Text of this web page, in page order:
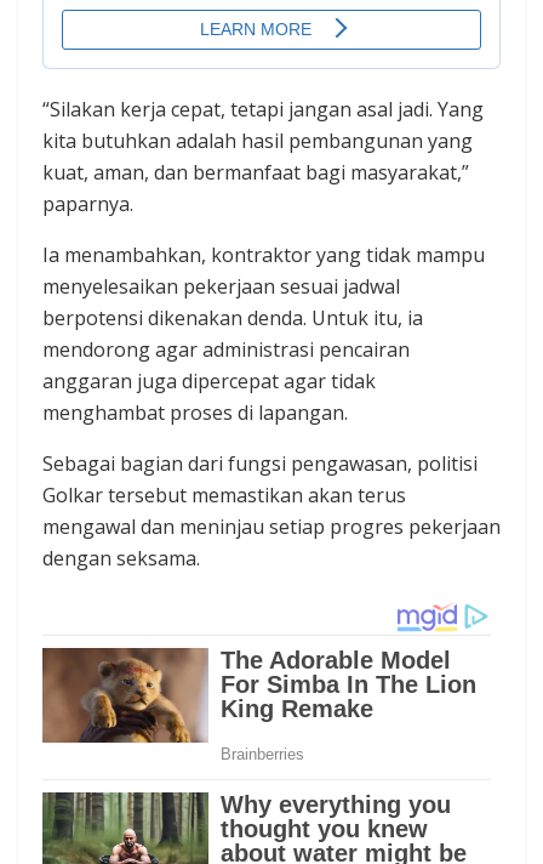
“Silakan kerja cepat, tetapi jangan asal jadi. Yang
kita butuhkan adalah hasil pembangunan yang
kuat, aman, dan bermanfaat bagi masyarakat,”
paparnya.
Ia menambahkan, kontraktor yang tidak mampu
menyelesaikan pekerjaan sesuai jadwal
berpotensi dikenakan denda. Untuk itu, ia
mendorong agar administrasi pencairan
anggaran juga dipercepat agar tidak
menghambat proses di lapangan.
Sebagai bagian dari fungsi pengawasan, politisi
Golkar tersebut memastikan akan terus
mengawal dan meninjau setiap progres pekerjaan
dengan seksama.